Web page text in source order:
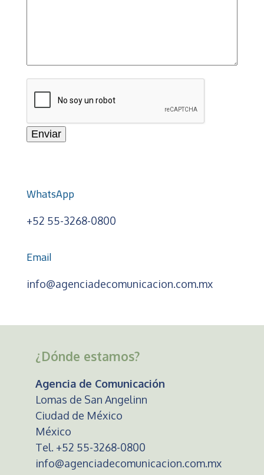
WhatsApp
+52 55-3268-0800
Email
info@agenciadecomunicacion.com.mx
¿Dónde estamos?
Agencia de Comunicación
Lomas de San Angelinn
Ciudad de México
México
Tel. +52 55-3268-0800
info@agenciadecomunicacion.com.mx